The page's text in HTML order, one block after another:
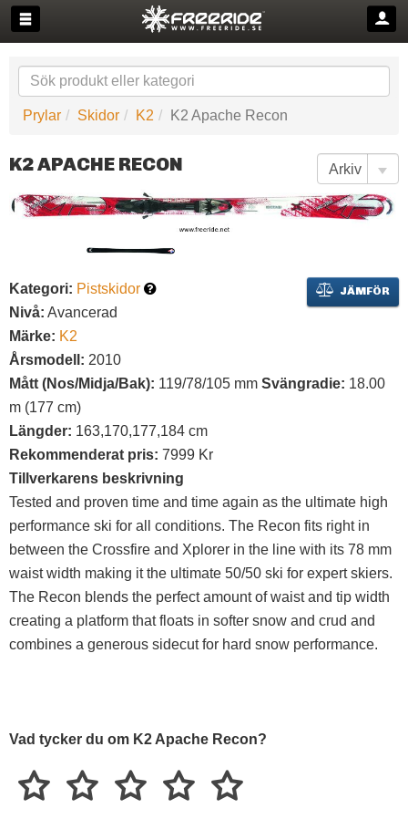
Prylar Skidor K2 K2 Apache Recon
K2 APACHE RECON
JÄMFÖR
Kategori: Pistskidor
Nivå: Avancerad
Märke: K2
Årsmodell: 2010
Mått (Nos/Midja/Bak): 119/78/105 mm Svängradie: 18.00
m (177 cm)
Längder: 163,170,177,184 cm
Rekommenderat pris: 7999 Kr
Tillverkarens beskrivning
Tested and proven time and time again as the ultimate high
performance ski for all conditions. The Recon fits right in
between the Crossfire and Xplorer in the line with its 78 mm
waist width making it the ultimate 50/50 ski for expert skiers.
The Recon blends the perfect amount of waist and tip width
creating a platform that floats in softer snow and crud and
combines a generous sidecut for hard snow performance.
Vad tycker du om K2 Apache Recon?